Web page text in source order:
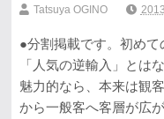
Tatsuya OGINO
●分割掲載です。初めて
「人気の逆輸入」とは
魅力的なら、本来は観
から一般客へ客層が広